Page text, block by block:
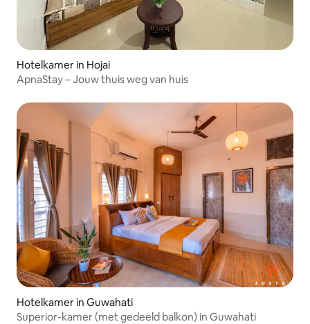
Hotelkamer in Hojai
ApnaStay – Jouw thuis weg van huis
Hotelkamer in Guwahati
Superior-kamer (met gedeeld balkon) in Guwahati